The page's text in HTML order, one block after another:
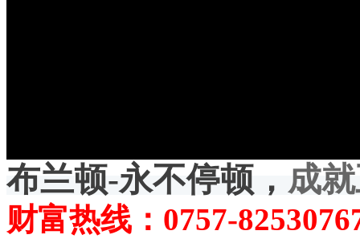
布兰顿-永不停顿， 成
财富热线：0757-